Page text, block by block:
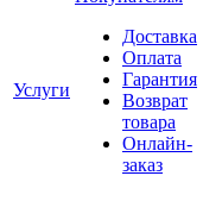
Услуги
Доставка
Оплата
Гарантия
Возврат
товара
Онлайн-
заказ